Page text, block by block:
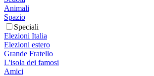
Animali
Spazio
Speciali
Elezioni Italia
Elezioni estero
Grande Fratello
L'isola dei famosi
Amici